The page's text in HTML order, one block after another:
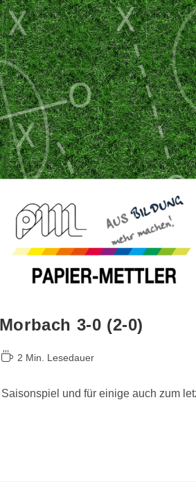
3-0 (2-0)
2 Min. Lesedauer
und für einige auch zum